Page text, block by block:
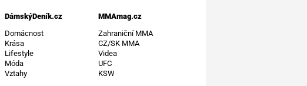
DámskýDeník.cz
Domácnost
Krása
Lifestyle
Móda
Vztahy
MMAmag.cz
Zahraniční MMA
CZ/SK MMA
Videa
UFC
KSW